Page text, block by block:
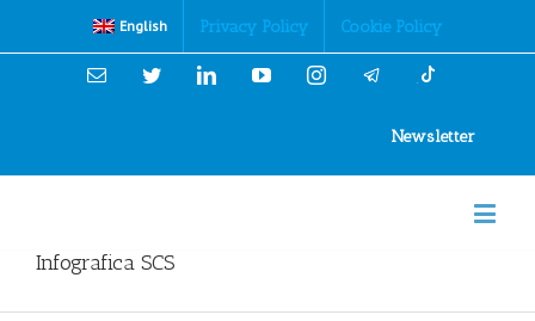
English Privacy Policy Cookie Policy
Email TwitterLinkedinYouTubeInstagram
Newsletter
Infografica SCS
Cookies Policy